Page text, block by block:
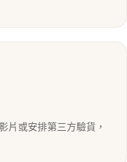
片或安排第三方驗貨，